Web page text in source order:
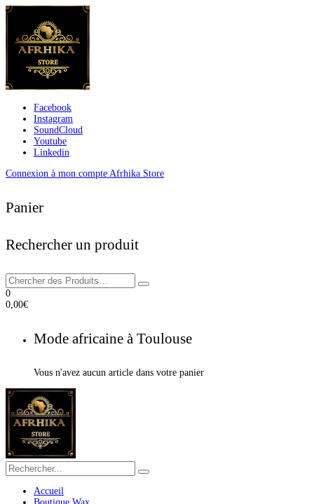
Facebook
Instagram
SoundCloud
Youtube
Linkedin
Connexion à mon compte Afrhika Store
Panier
Rechercher un produit
0
0,00€
Mode africaine à Toulouse
Vous n'avez aucun article dans votre panier
Accueil